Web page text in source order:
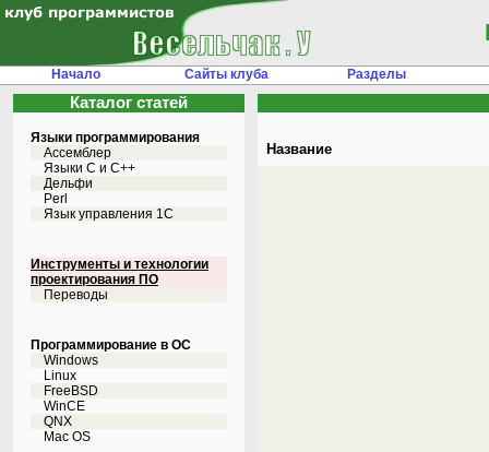
Начало Сайты клуба Разделы
Каталог статей
Языки программирования
Ассемблер
Языки С и C++
Дельфи
Perl
Язык управления 1С
Инструменты и технологии
проектирования ПО
Переводы
Программирование в ОС
Windows
Linux
FreeBSD
WinCE
QNX
Mac OS
Название